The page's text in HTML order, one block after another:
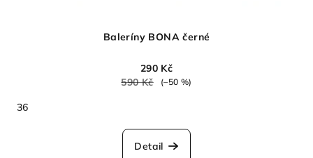
Baleríny BONA černé
290 Kč
590 Kč
(–50 %)
36
Detail